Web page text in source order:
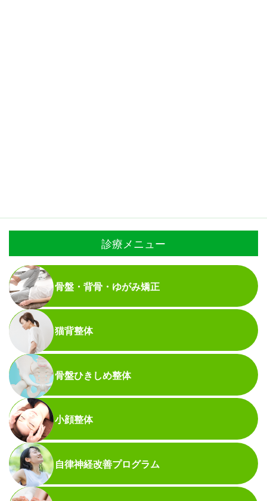
診療メニュー
骨盤・背骨・ゆがみ矯正
猫背整体
骨盤ひきしめ整体
小顔整体
自律神経改善プログラム